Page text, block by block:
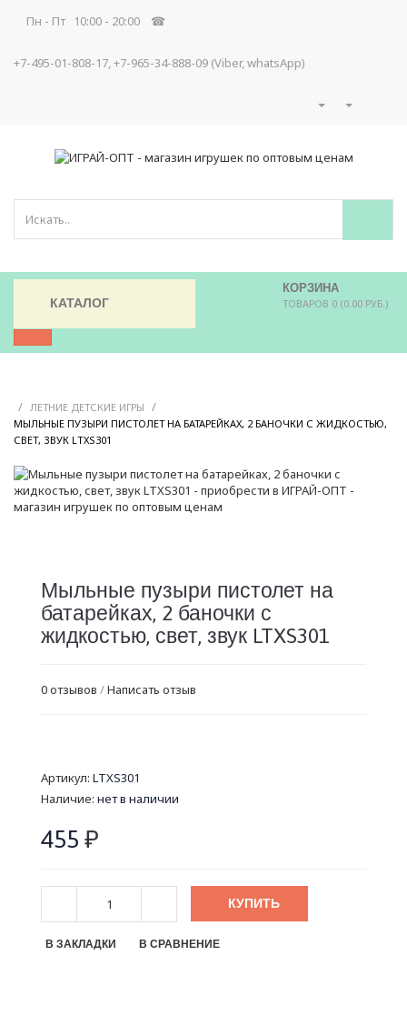
Пн - Пт 10:00 - 20:00 ☎
+7-495-01-808-17, +7-965-34-888-09 (Viber, whatsApp)
КОРЗИНА
ТОВАРОВ 0 (0.00 РУБ.)
КАТАЛОГ
/ ЛЕТНИЕ ДЕТСКИЕ ИГРЫ /
МЫЛЬНЫЕ ПУЗЫРИ ПИСТОЛЕТ НА БАТАРЕЙКАХ, 2 БАНОЧКИ С ЖИДКОСТЬЮ,
СВЕТ, ЗВУК LTXS301
Мыльные пузыри пистолет на
батарейках, 2 баночки с
жидкостью, свет, звук LTXS301
0 отзывов /Написать отзыв
Артикул: LTXS301
Наличие: нет в наличии
455 ₽
КУПИТЬ
В ЗАКЛАДКИ В СРАВНЕНИЕ